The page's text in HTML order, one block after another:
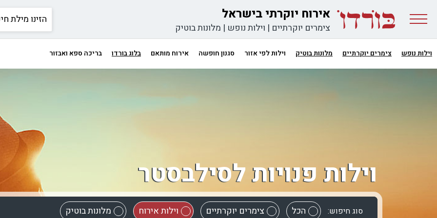
אירוח יוקרתי בישראל
צימרים יוקרתיים | וילות נופש | מלונות בוטיק
וילות נופש צימרים יוקרתיים מלונות בוטיק וילות לפי אזור סגנון חופשה אירוח מותאם בלוג בורדו בריכה ספא ואבזור
וילות פנויות לסילבסטר
סוג חיפוש: הכל צימרים יוקרתיים וילות אירוח מלונות בוטיק